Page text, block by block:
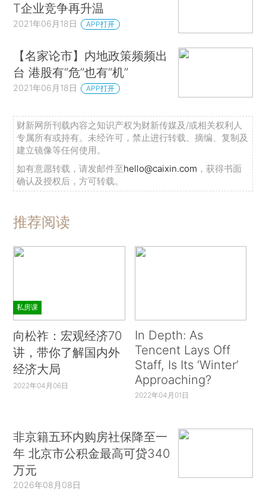
T企业竞争再升温
2021年06月18日 APP打开
【名家论市】内地政策频频出
台 港股有“危”也有“机”
2021年06月18日 APP打开
财新网所刊载内容之知识产权为财新传媒及/或相关权利人
专属所有或持有。未经许可，禁止进行转载、摘编、复制及
建立镜像等任何使用。
如有意愿转载，请发邮件至hello@caixin.com ，获得书面
确认及授权后，方可转载。
推荐阅读
私房课
向松祚：宏观经济70
讲，带你了解国内外
经济大局
2022年04月06日
In Depth: As
Tencent Lays Off
Staff, Is Its ‘Winter’
Approaching?
2022年04月01日
非京籍五环内购房社保降至一
年 北京市公积金最高可贷340
万元
2026年08月08日